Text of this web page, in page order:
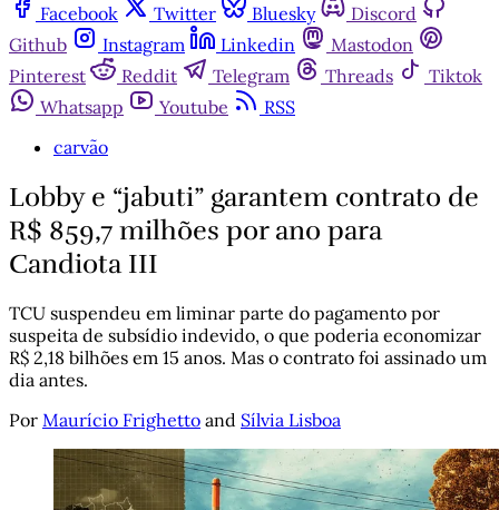
Facebook
Twitter Bluesky
Discord
Github
Instagram Linkedin
Mastodon
Pinterest
Reddit Telegram Threads
Tiktok
Whatsapp
Youtube
RSS
carvão
Lobby e “jabuti” garantem contrato de
R$ 859,7 milhões por ano para
Candiota III
TCU suspendeu em liminar parte do pagamento por
suspeita de subsídio indevido, o que poderia economizar
R$ 2,18 bilhões em 15 anos. Mas o contrato foi assinado um
dia antes.
Por Maurício Frighetto and Sílvia Lisboa